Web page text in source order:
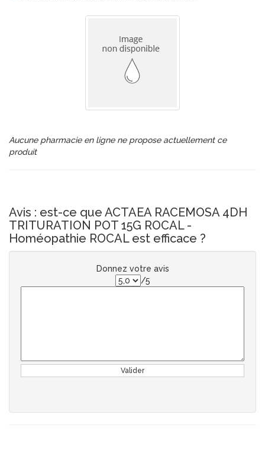
Aucune pharmacie en ligne ne propose actuellement ce
produit
Avis : est-ce que ACTAEA RACEMOSA 4DH
TRITURATION POT 15G ROCAL -
Homéopathie ROCAL est efficace ?
Donnez votre avis
/5
Valider